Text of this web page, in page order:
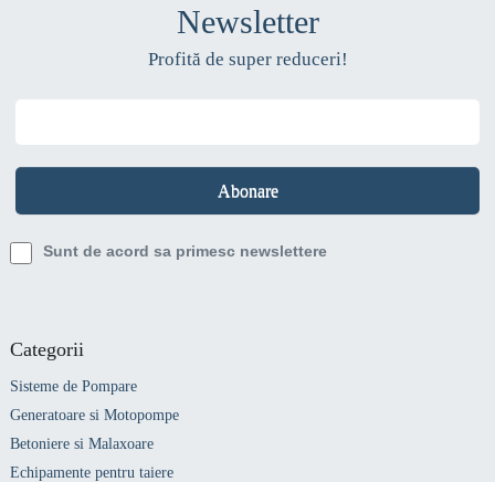
Newsletter
Profită de super reduceri!
Sunt de acord sa primesc newslettere
Categorii
Sisteme de Pompare
Generatoare si Motopompe
Betoniere si Malaxoare
Echipamente pentru taiere